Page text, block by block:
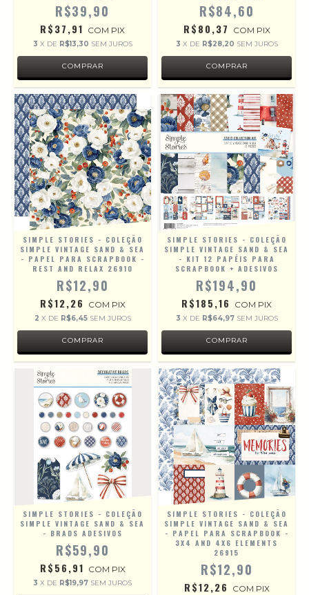
R$39,90
R$37,91 COM PIX
3 X DE R$13,30 SEM JUROS
R$84,60
R$80,37 COM PIX
3 X DE R$28,20 SEM JUROS
SIMPLE STORIES - COLEÇÃO
SIMPLE VINTAGE SAND & SEA
- PAPEL PARA SCRAPBOOK -
REST AND RELAX 26910
R$12,90
R$12,26 COM PIX
2 X DE R$6,45 SEM JUROS
SIMPLE STORIES - COLEÇÃO
SIMPLE VINTAGE SAND & SEA
- KIT 12 PAPÉIS PARA
SCRAPBOOK + ADESIVOS
R$194,90
R$185,16 COM PIX
3 X DE R$64,97 SEM JUROS
SIMPLE STORIES - COLEÇÃO
SIMPLE VINTAGE SAND & SEA
- BRADS ADESIVOS
R$59,90
R$56,91 COM PIX
3 X DE R$19,97 SEM JUROS
SIMPLE STORIES - COLEÇÃO
SIMPLE VINTAGE SAND & SEA
- PAPEL PARA SCRAPBOOK -
3X4 AND 4X6 ELEMENTS
26915
R$12,90
R$12,26 COM PIX